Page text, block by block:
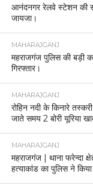
आनंदनगर रेलवे स्टेशन की
जायजा।
MAHARAJGANJ
महराजगंज पुलिस की बड़ी
गिरफ्तार।
MAHARAJGANJ
रोहिन नदी के किनारे
जाते समय 2 बोरी यूरिया
MAHARAJGANJ
महराजगंज | थाना फरेन्दा
हत्याकांड का पुलिस ने